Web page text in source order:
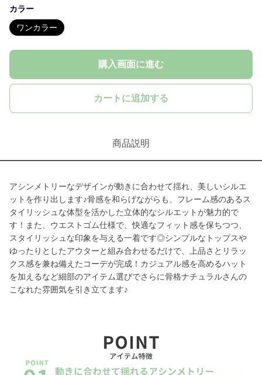
カラー
ワンカラー
購入画面に進む
カートに追加する
商品説明
アシンメトリーなデザインが動きに合わせて揺れ、美しいシルエ
ットを作り出します♪骨感を和らげながらも、フレーム感のあるス
タイリッシュな体型を活かした立体的なシルエットが魅力的で
す！また、ウエストゴム仕様で、快適なフィット感を保ちつつ、
スタイリッシュな印象を与える一着です◎シンプルなトップスや
ゆったりとしたアウターと組み合わせるだけで、上品さとリラッ
クス感を兼ね備えたコーデが完成！カジュアル感を高めるハット
を加えるなど細部のアイテム選びでさらに骨格ナチュラルさんの
こなれた雰囲気を引き立てます♪